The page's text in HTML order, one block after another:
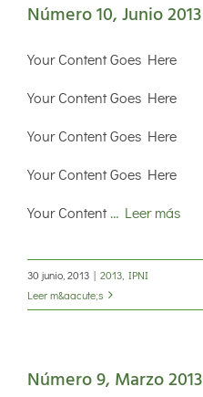
Número 10, Junio 2013
Your Content Goes Here
Your Content Goes Here
Your Content Goes Here
Your Content Goes Here
Your Content… Leer más
30 junio, 2013 | 2013 IPNI
Leer m&aacute;s
Número 9, Marzo 2013